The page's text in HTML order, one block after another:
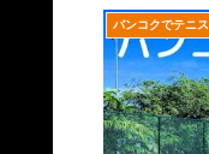
バンコクでテニス